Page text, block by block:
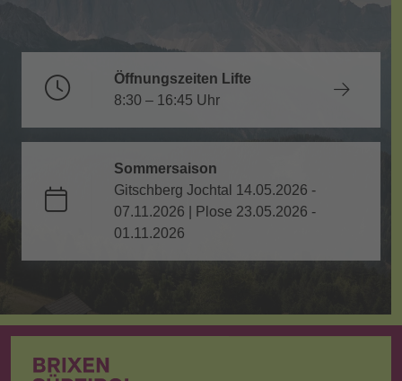
Öffnungszeiten Lifte
8:30 – 16:45 Uhr
Sommersaison
Gitschberg Jochtal 14.05.2026 -
07.11.2026 | Plose 23.05.2026 -
01.11.2026